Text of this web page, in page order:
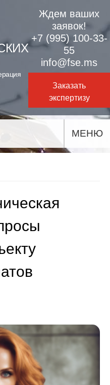
Ждем ваших
заявок!
+7 (995) 100-33-
55
info@fse.ms
Заказать
экспертизу
МЕНЮ